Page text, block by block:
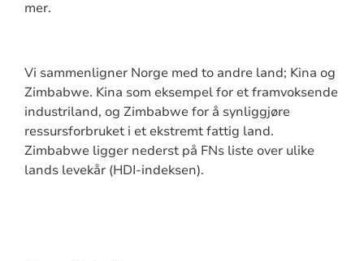
mer.
Vi sammenligner Norge med to andre land; Kina og
Zimbabwe. Kina som eksempel for et framvoksende
industriland, og Zimbabwe for å synliggjøre
ressursforbruket i et ekstremt fattig land.
Zimbabwe ligger nederst på FNs liste over ulike
lands levekår (HDI-indeksen).